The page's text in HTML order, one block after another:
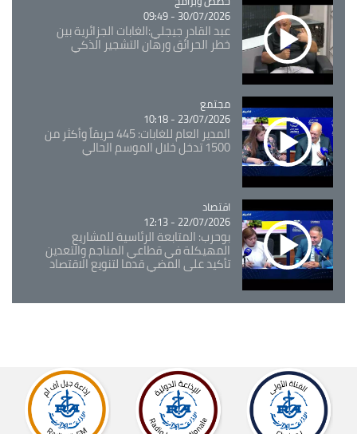
30/07/2026 - 09:49
عبد القادر جيجلي:الغابات الجزائرية بين
خطر الحرائق ورهان التشجير الذكي
Catégorie
مجتمع
23/07/2026 - 10:18
المدير العام للغابات: 445 حريقاً وأكثر من
1500 تدخل خلال الموسم الحالي
Catégorie
اقتصاد
22/07/2026 - 12:13
بوحرب: المتابعة الرئاسية للمشاريع
المهيكلة في قطاعي المناجم والتعدين
تأكيد على المضي قدما لتنويع الاقتصاد